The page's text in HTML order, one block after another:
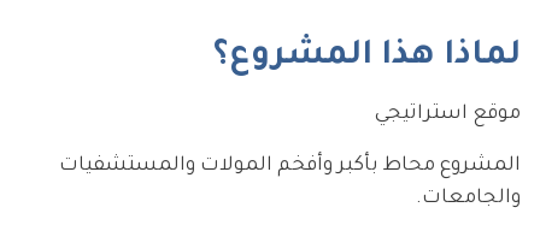
لماذا هذا المشروع؟
موقع استراتيجي
المشروع محاط بأكبر وأفخم المولات والمستشفيات
والجامعات.